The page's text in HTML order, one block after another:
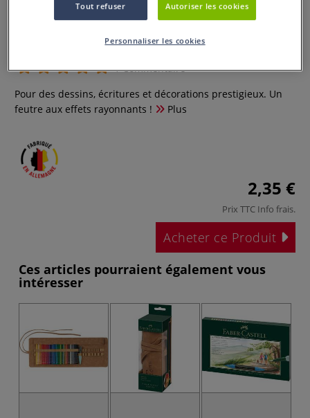
Feutre effet métallique Faber-
1 Commentaire
Pour des dessins, écritures et décorations prestigieux. Un
feutre aux effets rayonnants !
Plus
2,35 €
Prix TTC Info frais.
Acheter ce Produit
Ces articles pourraient également vous
intéresser
Tout refuser Autoriser les cookies
Personnaliser les cookies